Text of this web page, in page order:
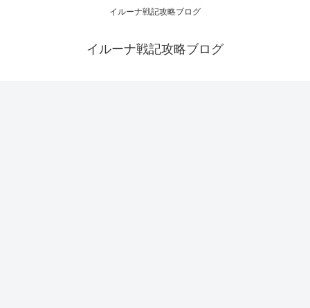
イルーナ戦記攻略ブログ
イルーナ戦記攻略ブログ